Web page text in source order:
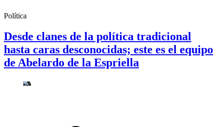
Política
Desde clanes de la política tradicional
hasta caras desconocidas; este es el equipo
de Abelardo de la Espriella